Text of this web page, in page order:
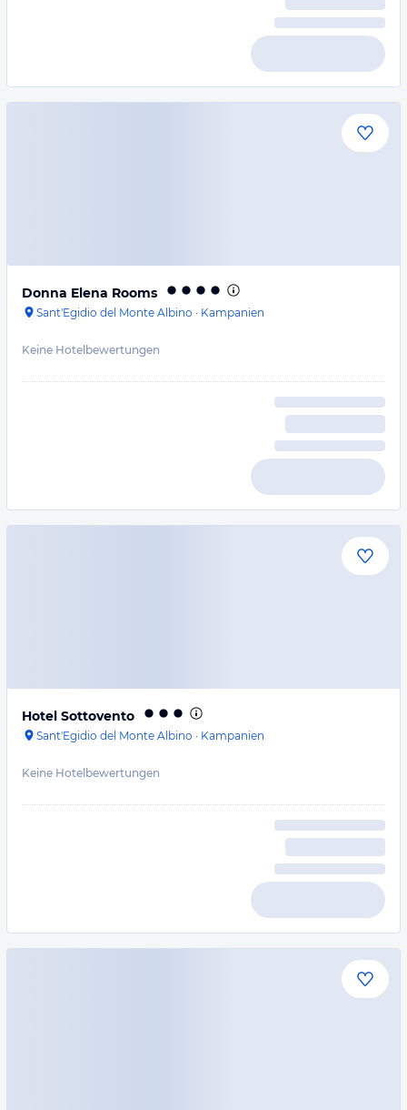
Donna Elena Rooms
Sant'Egidio del Monte Albino · Kampanien
Keine Hotelbewertungen
Hotel Sottovento
Sant'Egidio del Monte Albino · Kampanien
Keine Hotelbewertungen